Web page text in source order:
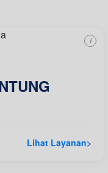
Lihat Layanan>
i